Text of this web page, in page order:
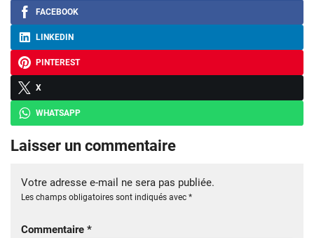
FACEBOOK
LINKEDIN
PINTEREST
X
WHATSAPP
Laisser un commentaire
Votre adresse e-mail ne sera pas publiée.
Les champs obligatoires sont indiqués avec *
Commentaire *